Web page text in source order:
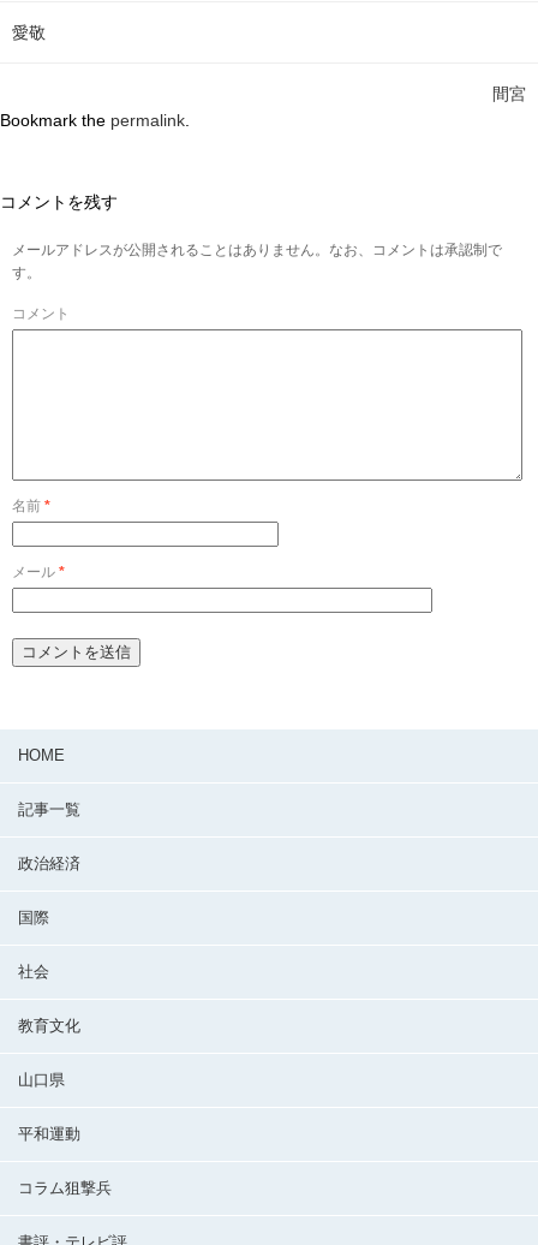
愛敬
間宮
Bookmark the permalink
コメントを残す
メールアドレスが公開されることはありません。なお、コメントは承認制で
す。
コメント
名前 *
メール *
HOME
記事一覧
政治経済
国際
社会
教育文化
山口県
平和運動
コラム狙撃兵